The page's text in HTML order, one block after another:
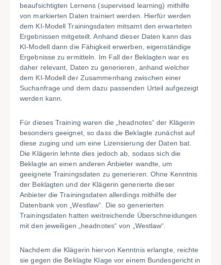
beaufsichtigten Lernens (supervised learning) mithilfe
von markierten Daten trainiert werden. Hierfür werden
dem KI-Modell Trainingsdaten mitsamt den erwarteten
Ergebnissen mitgeteilt. Anhand dieser Daten kann das
KI-Modell dann die Fähigkeit erwerben, eigenständige
Ergebnisse zu ermitteln. Im Fall der Beklagten war es
daher relevant, Daten zu generieren, anhand welcher
dem KI-Modell der Zusammenhang zwischen einer
Suchanfrage und dem dazu passenden Urteil aufgezeigt
werden kann.
Für dieses Training waren die „headnotes“ der Klägerin
besonders geeignet, so dass die Beklagte zunächst auf
diese zuging und um eine Lizensierung der Daten bat.
Die Klägerin lehnte dies jedoch ab, sodass sich die
Beklagte an einen anderen Anbieter wandte, um
geeignete Trainingsdaten zu generieren. Ohne Kenntnis
der Beklagten und der Klägerin generierte dieser
Anbieter die Trainingsdaten allerdings mithilfe der
Datenbank von „Westlaw“. Die so generierten
Trainingsdaten hatten weitreichende Überschneidungen
mit den jeweiligen „headnotes“ von „Westlaw“.
Nachdem die Klägerin hiervon Kenntnis erlangte, reichte
sie gegen die Beklagte Klage vor einem Bundesgericht in